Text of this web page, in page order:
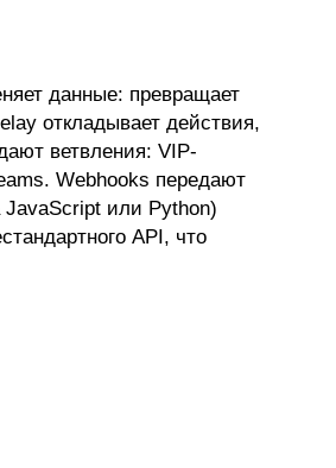
данные: превращает
откладывает действия,
ветвления: VIP-
Webhooks передают
или Python)
API, что